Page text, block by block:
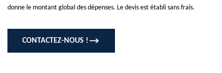
donne le montant global des dépenses. Le devis est établi sans frais.
CONTACTEZ-NOUS !